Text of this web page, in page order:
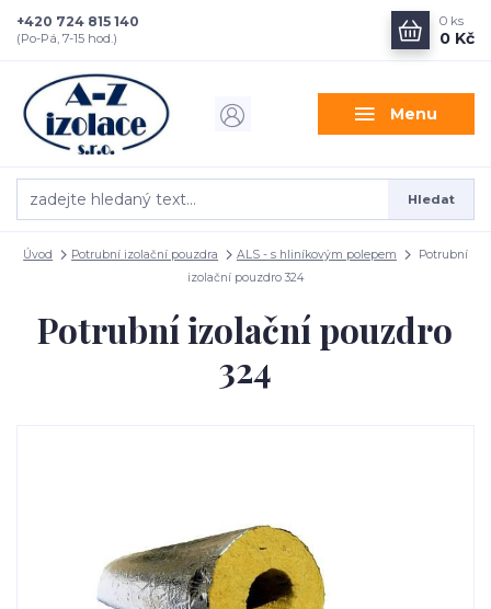
Menu
Hledat
+420 724 815 140
(Po-Pá, 7-15 hod.)
0 ks
0 Kč
Úvod Potrubní izolační pouzdra ALS - s hliníkovým polepem
Potrubní
izolační pouzdro 324
Potrubní izolační pouzdro
324